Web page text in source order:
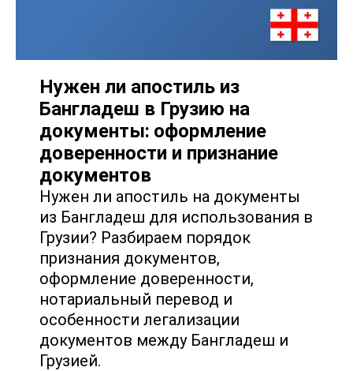
Нужен ли апостиль из
Бангладеш в Грузию на
документы: оформление
доверенности и признание
документов
Нужен ли апостиль на документы
из Бангладеш для использования в
Грузии? Разбираем порядок
признания документов,
оформление доверенности,
нотариальный перевод и
особенности легализации
документов между Бангладеш и
Грузией.